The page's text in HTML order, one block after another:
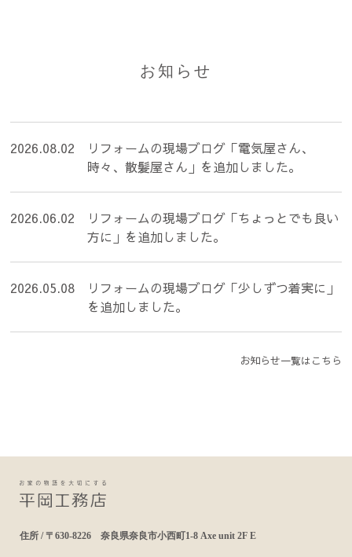
お知らせ
2026.08.02
リフォームの現場ブログ「電気屋さん、
時々、散髪屋さん」を追加しました。
2026.06.02
リフォームの現場ブログ「ちょっとでも良い
方に」を追加しました。
2026.05.08
リフォームの現場ブログ「少しずつ着実に」
を追加しました。
お知らせ一覧はこちら
住所 / 〒630-8226 奈良県奈良市小西町1-8 Axe unit 2F E